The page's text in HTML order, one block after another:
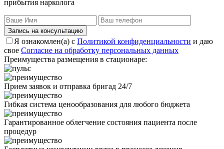
прибытия нарколога
Запись на консультацию
Я ознакомлен(а) с Политикой конфиденциальности и даю
свое Согласие на обработку персональных данных
Преимущества размещения в стационаре:
Прием заявок и отправка бригад 24/7
Гибкая система ценообразования для любого бюджета
Гарантированное облегчение состояния пациента после
процедур